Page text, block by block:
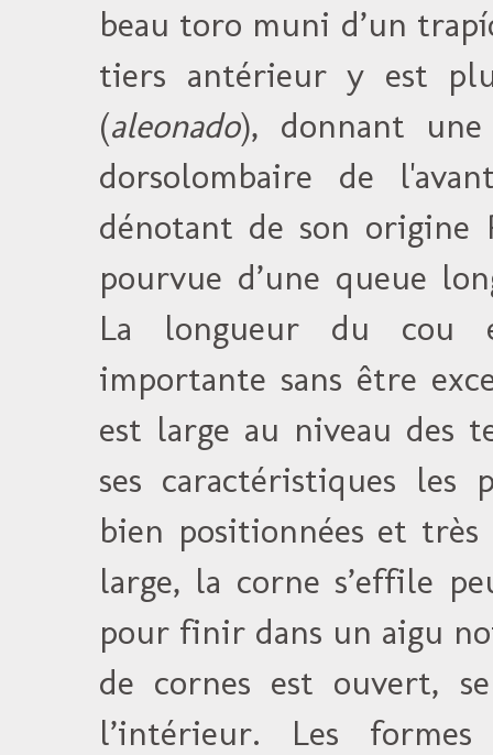
beau toro muni d’un
tiers antérieur y est
(aleonado), donnant
dorsolombaire de
dénotant de son origine
pourvue d’une queue
La longueur du cou
importante sans être
est large au niveau des
ses caractéristiques les
bien positionnées et très
large, la corne s’effile
pour finir dans un aigu
de cornes est ouvert,
l’intérieur. Les